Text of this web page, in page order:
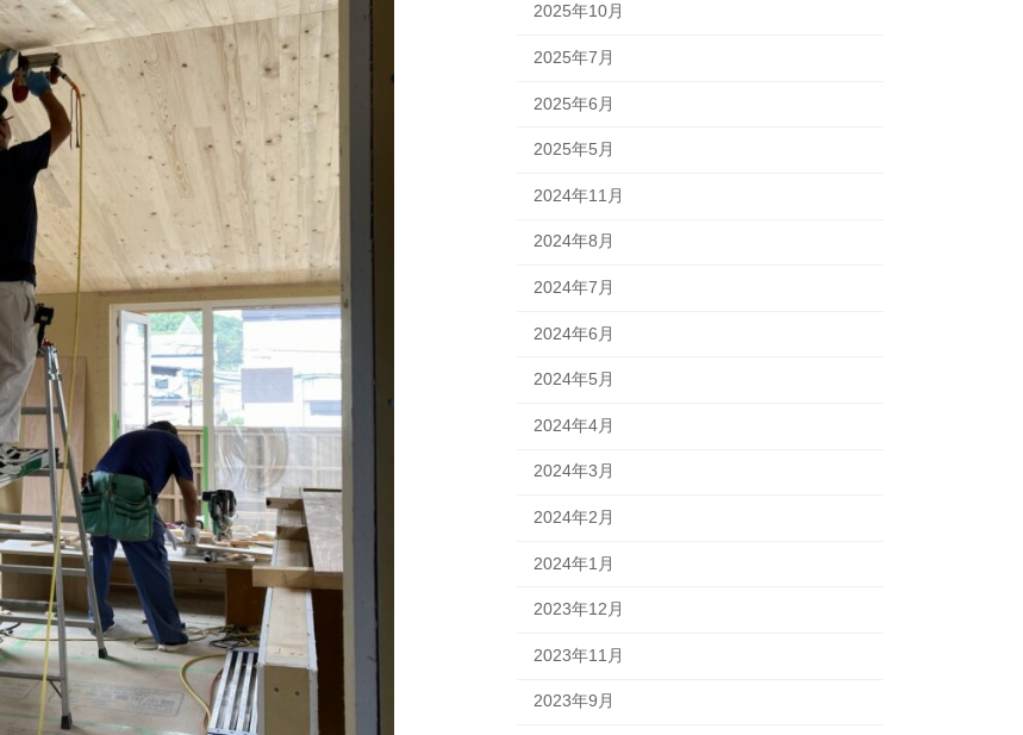
2025年10月
2025年7月
2025年6月
2025年5月
2024年11月
2024年8月
2024年7月
2024年6月
2024年5月
2024年4月
2024年3月
2024年2月
2024年1月
2023年12月
2023年11月
2023年9月